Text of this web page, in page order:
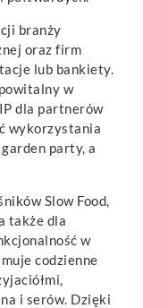
branży
oraz firm
lub bankiety.
w
dla partnerów
wykorzystania
party, a
Slow Food,
także dla
w
codzienne
i serów. Dzięki